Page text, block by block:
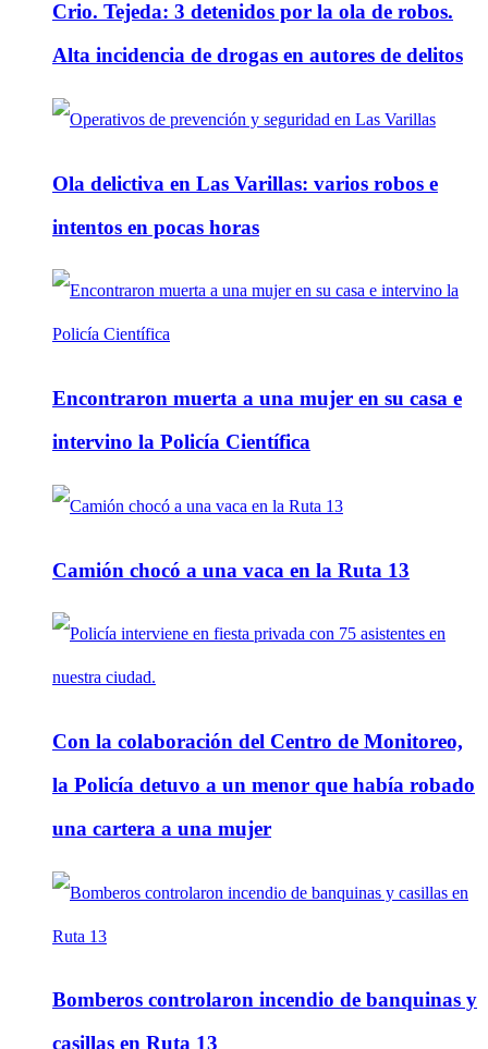
Crio. Tejeda: 3 detenidos por la ola de robos.
Alta incidencia de drogas en autores de delitos
Ola delictiva en Las Varillas: varios robos e
intentos en pocas horas
Encontraron muerta a una mujer en su casa e
intervino la Policía Científica
Camión chocó a una vaca en la Ruta 13
Con la colaboración del Centro de Monitoreo,
la Policía detuvo a un menor que había robado
una cartera a una mujer
Bomberos controlaron incendio de banquinas y
casillas en Ruta 13